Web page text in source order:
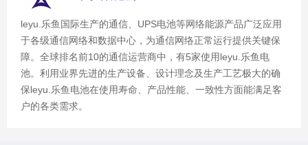
leyu.乐鱼国际生产的通信、UPS电池等网络能源产品广泛应用
于各级通信网络和数据中心，为通信网络正常运行提供关键保
障。全球排名前10的通信运营商中，有5家使用leyu.乐鱼电
池。利用业界先进的生产设备、设计理念及生产工艺极大的确
保leyu.乐鱼电池在使用寿命、产品性能、一致性方面能满足客
户的各类需求。